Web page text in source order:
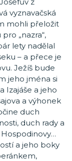
vyznavačská
mohli přeložit
„nazra“,
lety nadělal
– a přece je
Ježíš bude
jeho jména si
Izajáše a jeho
a výhonek
duch
duch rady a
a jeho boky